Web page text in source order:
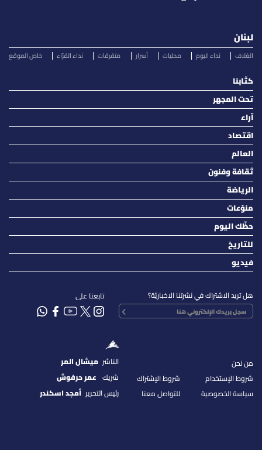
لبنان
الغلاف نداء اليوم محليات أسرار متفرقات نداء القرّاء خاص الموقع
كتّابنا
تحت المجهر
آراء
اقتصاد
العالم
ثقافة وفنون
الرياضة
منوّعات
حظّك اليوم
للتاريخ
فيديو
هل تريد الاشتراك في نشرتنا الاخباريّة؟ تابعنا على
من نحن
شروط الإستخدام
سياسة الخصوصية
شروط الإشتراك
للتواصل معنا
الناشر ميشال المر
شريك عمر حرفوش
رئيس التحرير أمجد اسكندر